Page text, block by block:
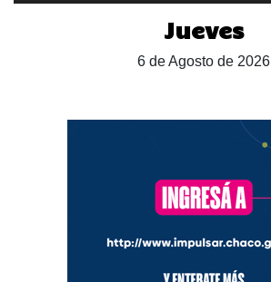
Jueves
6 de Agosto de 2026